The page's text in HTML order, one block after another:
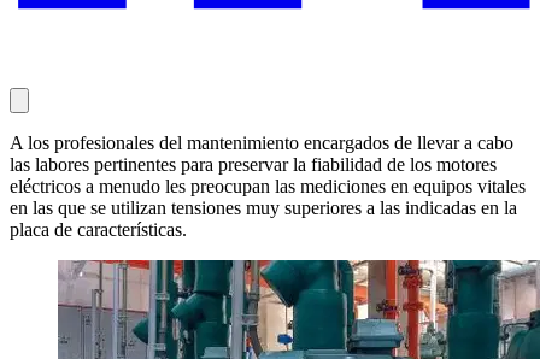
A los profesionales del mantenimiento encargados de llevar a cabo
las labores pertinentes para preservar la fiabilidad de los motores
eléctricos a menudo les preocupan las mediciones en equipos vitales
en las que se utilizan tensiones muy superiores a las indicadas en la
placa de características.